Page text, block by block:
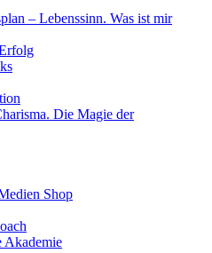
– Lebenssinn. Was ist mir
Die Magie der
Shop
Akademie